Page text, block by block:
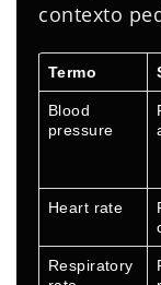
contexto
Termo
Blood
pressure
Heart rate
Respiratory